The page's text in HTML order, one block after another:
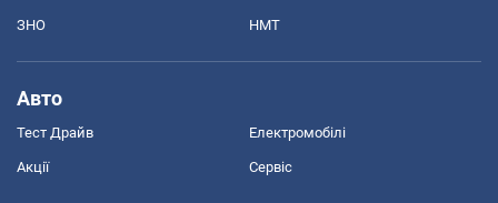
ЗНО НМТ
Авто
Тест Драйв Електромобілі
Акції Сервіс